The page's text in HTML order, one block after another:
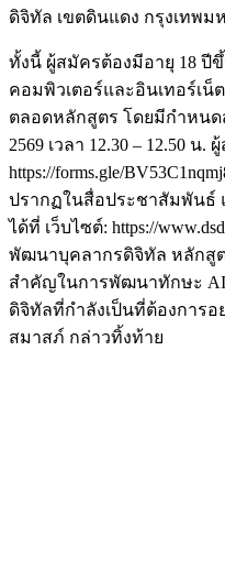
ดิจิทัล เขตดินแดง กรุงเทพม
ทั้งนี้ ผู้สมัครต้องมีอายุ 18 ปี
คอมพิวเตอร์และอินเทอร์เน็
ตลอดหลักสูตร โดยมีกำหน
2569 เวลา 12.30 – 12.50
https://forms.gle/
ปรากฏในสื่อประชาสัมพันธ์
ได้ที่ เว็บไซต์: https://
พัฒนาบุคลากรดิจิทัล หลักสู
สำคัญในการพัฒนาทักษะ AI
ดิจิทัลที่กำลังเป็นที่ต้องการ
สมาสภ์ กล่าวทิ้งท้าย